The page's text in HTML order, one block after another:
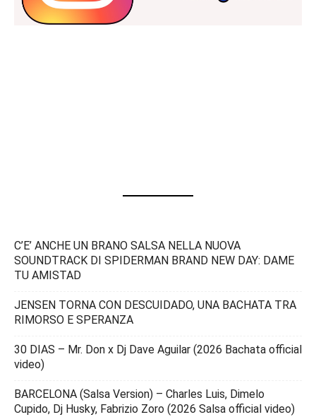
C’E’ ANCHE UN BRANO SALSA NELLA NUOVA
SOUNDTRACK DI SPIDERMAN BRAND NEW DAY: DAME
TU AMISTAD
JENSEN TORNA CON DESCUIDADO, UNA BACHATA TRA
RIMORSO E SPERANZA
30 DIAS – Mr. Don x Dj Dave Aguilar (2026 Bachata official
video)
BARCELONA (Salsa Version) – Charles Luis, Dimelo
Cupido, Dj Husky, Fabrizio Zoro (2026 Salsa official video)